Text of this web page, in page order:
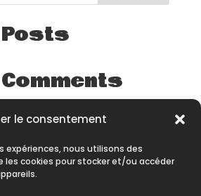
le consentement
expériences, nous utilisons des
les cookies pour stocker et/ou accéder